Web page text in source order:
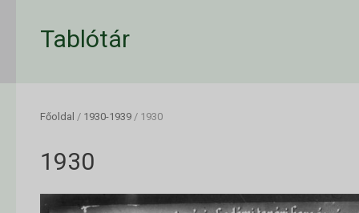
Tablótár
Főoldal / 1930-1939 / 1930
1930